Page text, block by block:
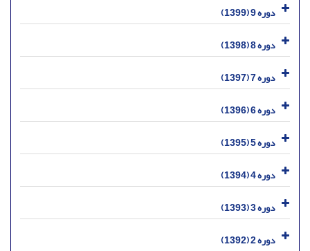
دوره 9 (1399)
دوره 8 (1398)
دوره 7 (1397)
دوره 6 (1396)
دوره 5 (1395)
دوره 4 (1394)
دوره 3 (1393)
دوره 2 (1392)